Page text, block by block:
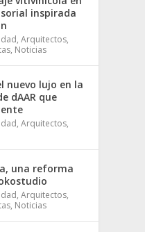
inspirada
, Arquitectos,
, Noticias
nuevo lujo en la
dAAR que
, Arquitectos,
una reforma
, Arquitectos,
, Noticias